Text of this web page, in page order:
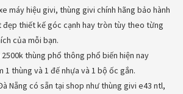
máy hiệu givi, thùng givi chính hãng bảo hành
đẹp thiết kế góc cạnh hay tròn tùy theo từng
của mỗi bạn.
thùng phổ thông phổ biến hiện nay
1 thùng và 1 đế nhựa và 1 bộ ốc gắn.
Nẵng có sẵn tại shop như thùng givi e43 ntl,